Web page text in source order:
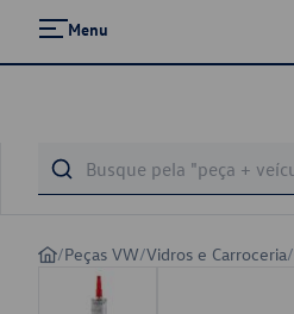
Menu
/Peças VW/Vidros e Carroceria/